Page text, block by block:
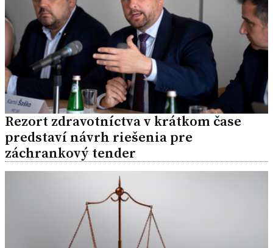
Rezort zdravotníctva v krátkom čase
predstaví návrh riešenia pre
záchrankový tender